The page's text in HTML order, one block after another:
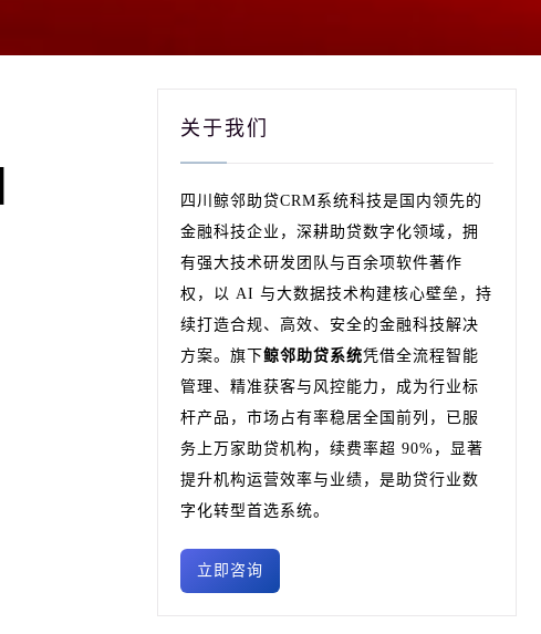
关于我们
四川鲸邻助贷CRM系统科技是国内领先的
金融科技企业，深耕助贷数字化领域，拥
有强大技术研发团队与百余项软件著作
权，以 AI 与大数据技术构建核心壁垒，持
续打造合规、高效、安全的金融科技解决
方案。旗下鲸邻助贷系统凭借全流程智能
管理、精准获客与风控能力，成为行业标
杆产品，市场占有率稳居全国前列，已服
务上万家助贷机构，续费率超 90%，显著
提升机构运营效率与业绩，是助贷行业数
字化转型首选系统。
立即咨询